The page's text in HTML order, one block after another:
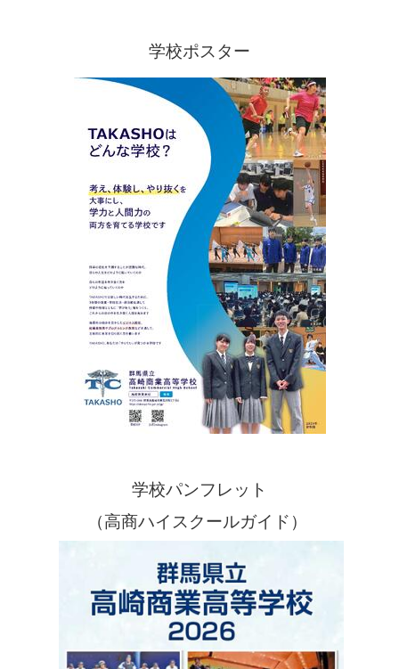
学校ポスター
学校パンフレット
（高商ハイスクールガイド）